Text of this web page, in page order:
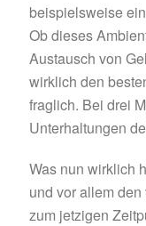
beispielsweise
Ob dieses
Austausch von
wirklich den
fraglich. Bei drei
Unterhaltungen
Was nun wirklich
und vor allem
zum jetzigen